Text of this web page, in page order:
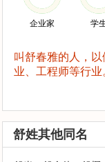
企业家 学
叫舒春雅的人，
业、工程师等行业
舒姓其他同名